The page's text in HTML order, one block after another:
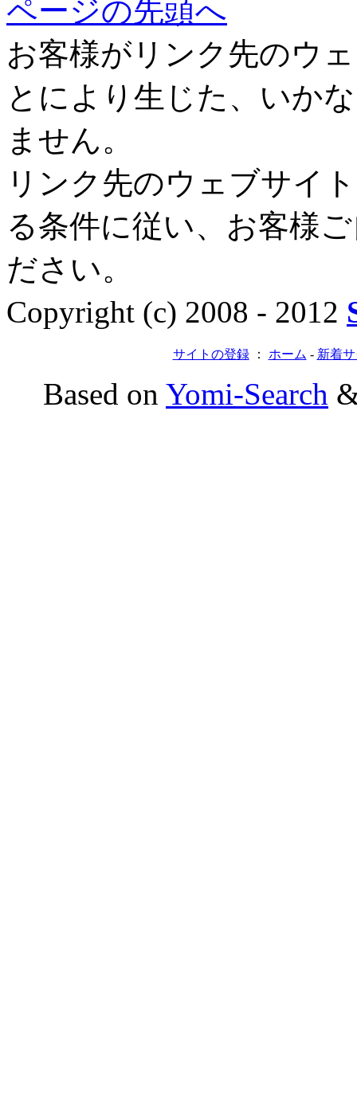
ページの先頭へ
お客様がリンク先のウ
とにより生じた、いか
ません。
リンク先のウェブサイ
る条件に従い、お客様
ださい。
Copyright (c) 2008 - 2012
サイトの登録： ホーム - 新着
Based on Yomi-Search